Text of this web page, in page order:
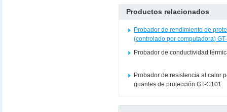
Productos relacionados
Probador de rendimiento de
(controlado por computadora)
Probador de conductividad
Probador de resistencia al calor
guantes de protección GT-C101